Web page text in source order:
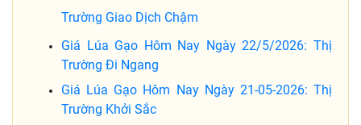
Trường Giao Dịch Chậm
Giá Lúa Gạo Hôm Nay Ngày 22/5/2026: Thị
Trường Đi Ngang
Giá Lúa Gạo Hôm Nay Ngày 21-05-2026: Thị
Trường Khởi Sắc